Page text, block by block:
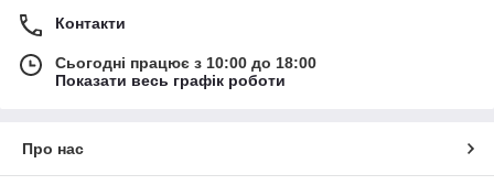
Контакти
Сьогодні працює з 10:00 до 18:00
Показати весь графік роботи
Про нас